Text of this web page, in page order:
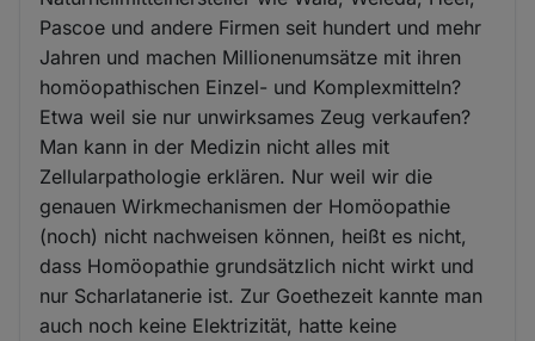
Pascoe und andere Firmen seit hundert und mehr
Jahren und machen Millionenumsätze mit ihren
homöopathischen Einzel- und Komplexmitteln?
Etwa weil sie nur unwirksames Zeug verkaufen?
Man kann in der Medizin nicht alles mit
Zellularpathologie erklären. Nur weil wir die
genauen Wirkmechanismen der Homöopathie
(noch) nicht nachweisen können, heißt es nicht,
dass Homöopathie grundsätzlich nicht wirkt und
nur Scharlatanerie ist. Zur Goethezeit kannte man
auch noch keine Elektrizität, hatte keine